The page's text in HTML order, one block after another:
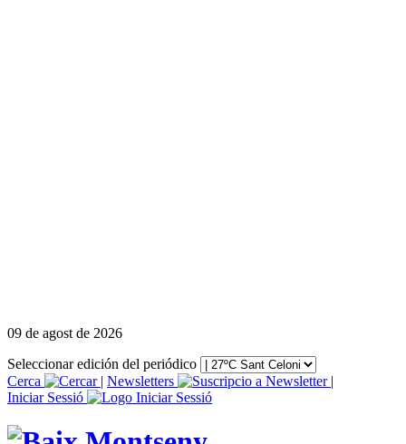
09 de agost de 2026
Seleccionar edición del periódico
Cerca
| Newsletters
|
Iniciar Sessió